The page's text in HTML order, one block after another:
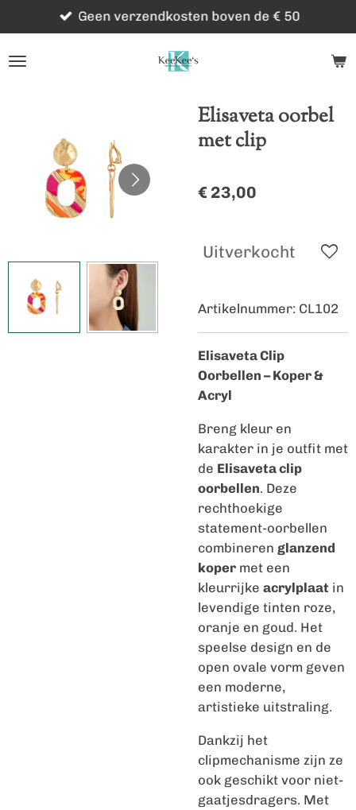
direct
naar
Geen verzendkosten boven de € 50
Elisaveta oorbel
met clip
€ 23,00
Uitverkocht
Artikelnummer: CL102
Elisaveta Clip
Oorbellen – Koper &
Acryl
Breng kleur en
karakter in je outfit met
de Elisaveta clip
oorbellen. Deze
rechthoekige
statement-oorbellen
combineren glanzend
koper met een
kleurrijke acrylplaat in
levendige tinten roze,
oranje en goud. Het
speelse design en de
open ovale vorm geven
een moderne,
artistieke uitstraling.
Dankzij het
clipmechanisme zijn ze
ook geschikt voor niet-
gaatjesdragers. Met